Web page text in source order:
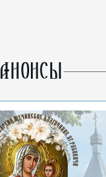
AНОНСЫ